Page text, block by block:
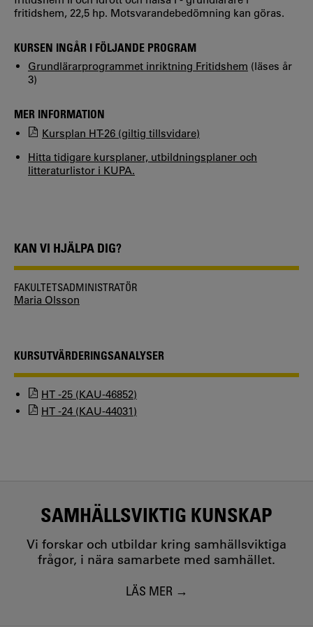
fritidshem, 22,5 hp. Motsvarandebedömning kan göras.
KURSEN INGÅR I FÖLJANDE PROGRAM
Grundlärarprogrammet inriktning Fritidshem (läses år
3)
MER INFORMATION
Kursplan HT-26 (giltig tillsvidare)
Hitta tidigare kursplaner, utbildningsplaner och
litteraturlistor i KUPA.
KAN VI HJÄLPA DIG?
FAKULTETSADMINISTRATÖR
Maria Olsson
KURSUTVÄRDERINGSANALYSER
HT -25 (KAU-46852)
HT -24 (KAU-44031)
SAMHÄLLSVIKTIG KUNSKAP
Vi forskar och utbildar kring samhällsviktiga
frågor, i nära samarbete med samhället.
LÄS MER